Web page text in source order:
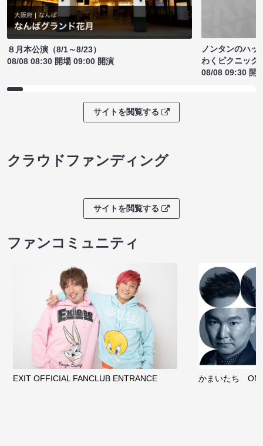
８月本公演（8/1～8/23）
08/08 08:30 開場 09:00 開演
ノンタンのハッ
わくピクニック
08/08 09:30 開
サイトを閲覧する
クラウドファンディング
サイトを閲覧する
ファンコミュニティ
EXIT OFFICIAL FANCLUB ENTRANCE かまいたち